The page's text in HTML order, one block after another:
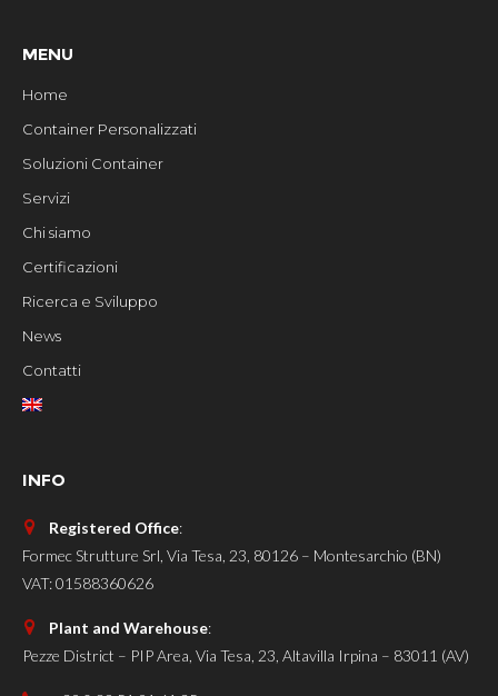
MENU
Home
Container Personalizzati
Soluzioni Container
Servizi
Chi siamo
Certificazioni
Ricerca e Sviluppo
News
Contatti
INFO
Registered Office:
Formec Strutture Srl, Via Tesa, 23, 80126 – Montesarchio (BN)
VAT: 01588360626
Plant and Warehouse:
Pezze District – PIP Area, Via Tesa, 23, Altavilla Irpina – 83011 (AV)